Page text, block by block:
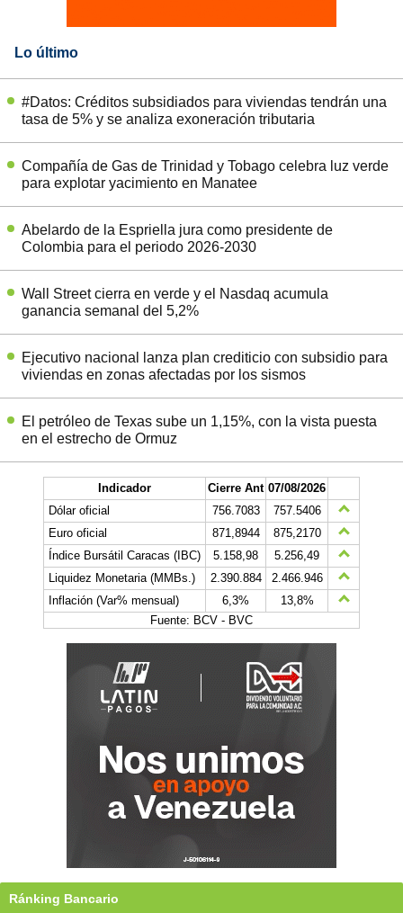
Lo último
#Datos: Créditos subsidiados para viviendas tendrán una
tasa de 5% y se analiza exoneración tributaria
Compañía de Gas de Trinidad y Tobago celebra luz verde
para explotar yacimiento en Manatee
Abelardo de la Espriella jura como presidente de
Colombia para el periodo 2026-2030
Wall Street cierra en verde y el Nasdaq acumula
ganancia semanal del 5,2%
Ejecutivo nacional lanza plan crediticio con subsidio para
viviendas en zonas afectadas por los sismos
El petróleo de Texas sube un 1,15%, con la vista puesta
en el estrecho de Ormuz
Indicador Cierre Ant 07/08/2026
Dólar oficial
756.7083
757.5406
Euro oficial
871,8944
875,2170
Índice Bursátil Caracas (IBC)
5.158,98
5.256,49
Liquidez Monetaria (MMBs.)
2.390.884
2.466.946
Inflación (Var% mensual)
6,3%
13,8%
Fuente: BCV - BVC
Ránking Bancario